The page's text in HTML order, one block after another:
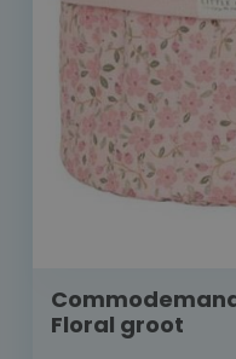
Floral groot